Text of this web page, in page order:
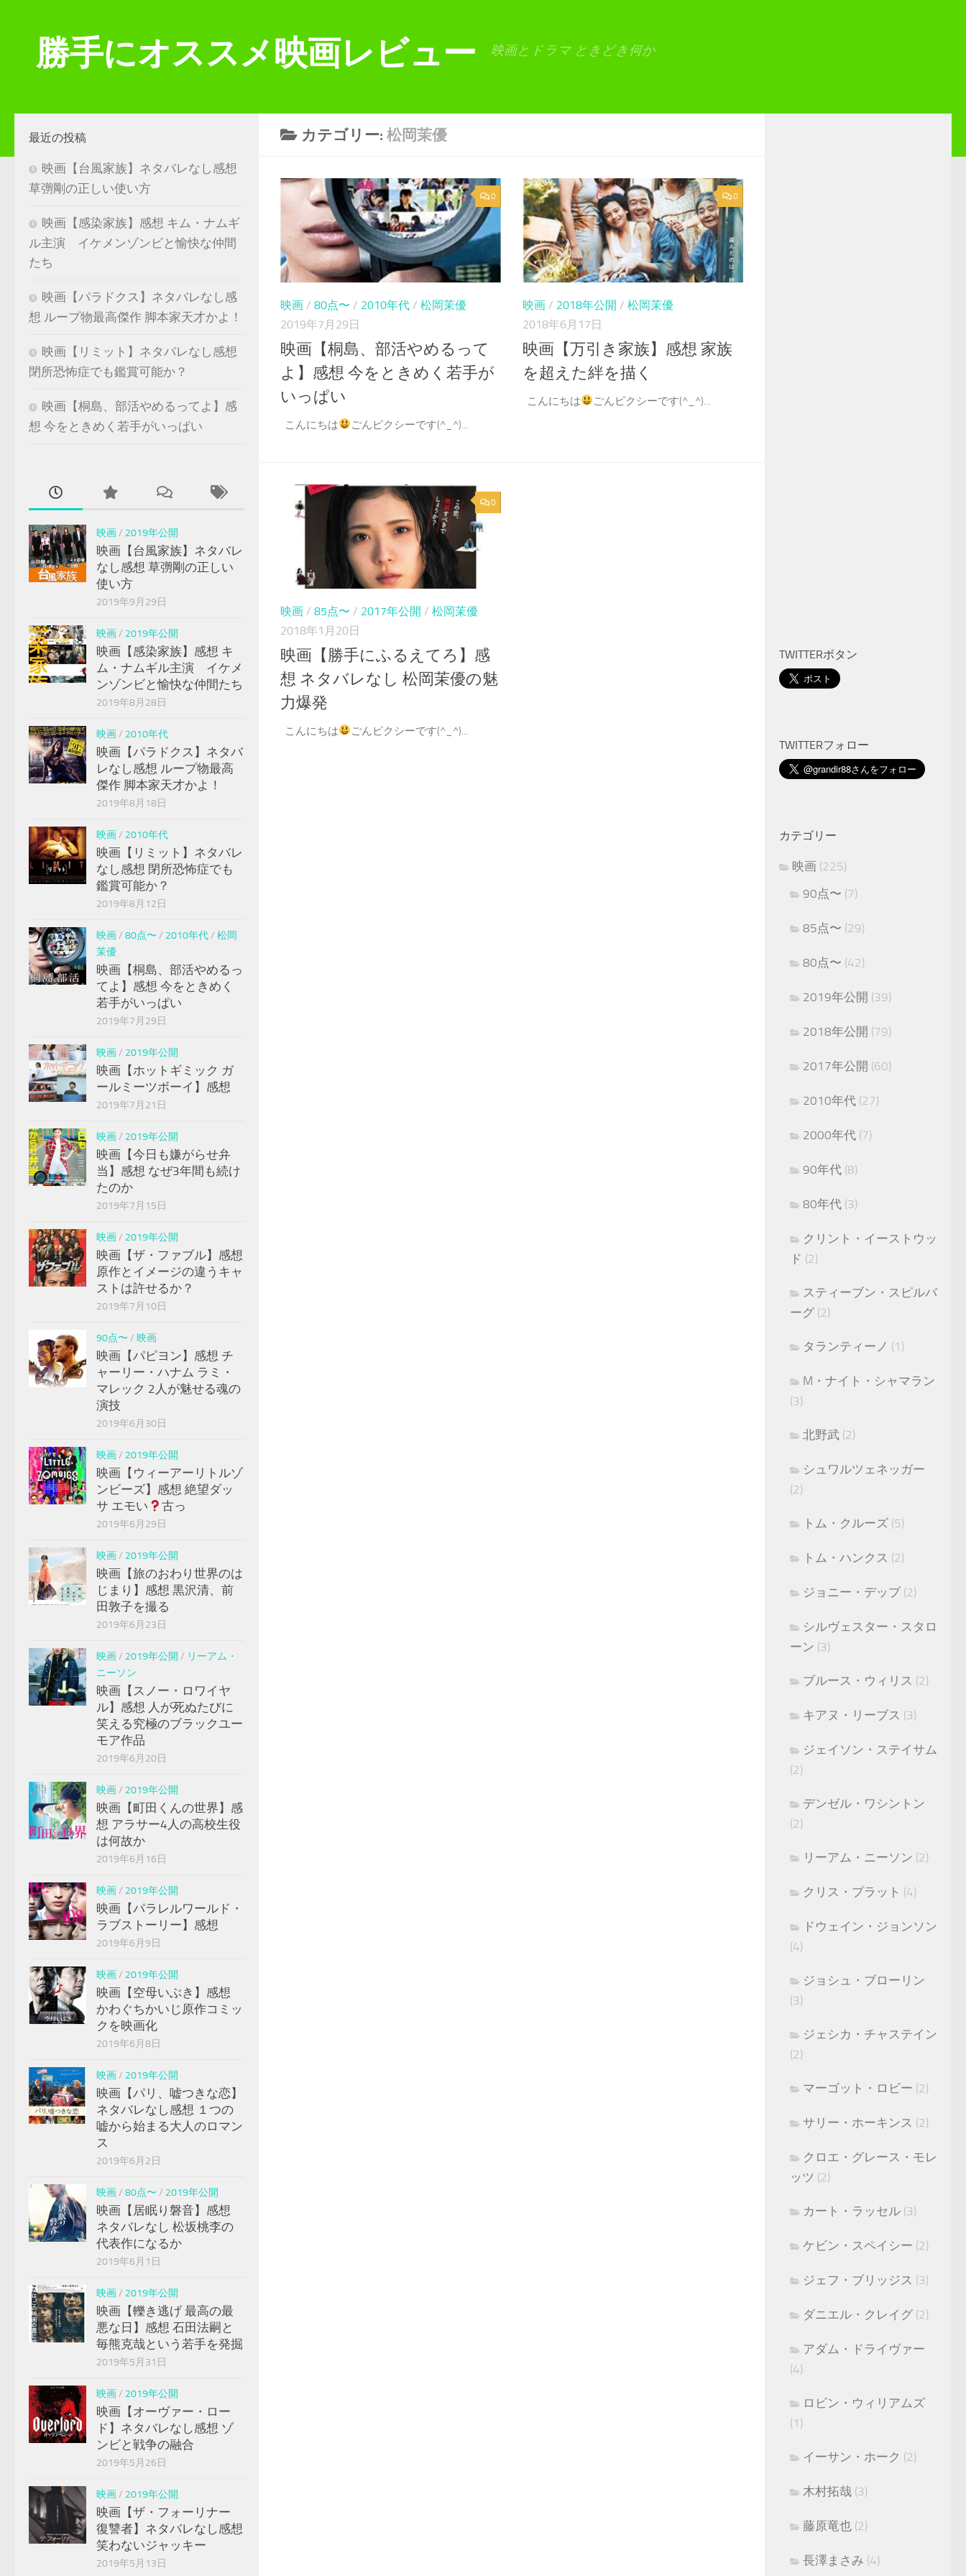
勝手にオススメ映画レビュー 映画とドラマ ときどき何か
カテゴリー: 松岡茉優
0
映画 / 80点〜 / 2010年代 / 松岡茉優
2019年7月29日
映画【桐島、部活やめるって
よ】感想 今をときめく若手が
いっぱい
こんにちは ごんピクシーです(^_^)...
0
映画 / 2018年公開 / 松岡茉優
2018年6月17日
映画【万引き家族】感想 家族
を超えた絆を描く
こんにちは ごんピクシーです(^_^)...
0
映画 / 85点〜 / 2017年公開 / 松岡茉優
2018年1月20日
映画【勝手にふるえてろ】感
想 ネタバレなし 松岡茉優の魅
力爆発
こんにちは ごんピクシーです(^_^)...
最近の投稿
映画【台風家族】ネタバレなし感想
草彅剛の正しい使い方
映画【感染家族】感想 キム・ナムギ
ル主演 イケメンゾンビと愉快な仲間
たち
映画【パラドクス】ネタバレなし感
想 ループ物最高傑作 脚本家天才かよ！
映画【リミット】ネタバレなし感想
閉所恐怖症でも鑑賞可能か？
映画【桐島、部活やめるってよ】感
想 今をときめく若手がいっぱい
映画/ 2019年公開
映画【台風家族】ネタバレ
なし感想 草彅剛の正しい
使い方
2019年9月29日
映画/ 2019年公開
映画【感染家族】感想 キ
ム・ナムギル主演 イケメ
ンゾンビと愉快な仲間たち
2019年8月28日
映画/ 2010年代
映画【パラドクス】ネタバ
レなし感想 ループ物最高
傑作 脚本家天才かよ！
2019年8月18日
映画/ 2010年代
映画【リミット】ネタバレ
なし感想 閉所恐怖症でも
鑑賞可能か？
2019年8月12日
映画/ 80点〜 / 2010年代/ 松岡
茉優
映画【桐島、部活やめるっ
てよ】感想 今をときめく
若手がいっぱい
2019年7月29日
映画/ 2019年公開
映画【ホットギミック ガ
ールミーツボーイ】感想
2019年7月21日
映画/ 2019年公開
映画【今日も嫌がらせ弁
当】感想 なぜ3年間も続け
たのか
2019年7月15日
映画/ 2019年公開
映画【ザ・ファブル】感想
原作とイメージの違うキャ
ストは許せるか？
2019年7月10日
90点〜 / 映画
映画【パピヨン】感想 チ
ャーリー・ハナム ラミ・
マレック 2人が魅せる魂の
演技
2019年6月30日
映画/ 2019年公開
映画【ウィーアーリトルゾ
ンビーズ】感想 絶望ダッ
サ エモい
古っ
2019年6月29日
映画/ 2019年公開
映画【旅のおわり世界のは
じまり】感想 黒沢清、前
田敦子を撮る
2019年6月23日
映画/ 2019年公開 / リーアム・
ニーソン
映画【スノー・ロワイヤ
ル】感想 人が死ぬたびに
笑える究極のブラックユー
モア作品
2019年6月20日
映画/ 2019年公開
映画【町田くんの世界】感
想 アラサー4人の高校生役
は何故か
2019年6月16日
映画/ 2019年公開
映画【パラレルワールド・
ラブストーリー】感想
2019年6月9日
映画/ 2019年公開
映画【空母いぶき】感想
かわぐちかいじ原作コミッ
クを映画化
2019年6月8日
映画/ 2019年公開
映画【パリ、嘘つきな恋】
ネタバレなし感想 １つの
嘘から始まる大人のロマン
ス
2019年6月2日
映画/ 80点〜 / 2019年公開
映画【居眠り磐音】感想
ネタバレなし 松坂桃李の
代表作になるか
2019年6月1日
映画/ 2019年公開
映画【轢き逃げ 最高の最
悪な日】感想 石田法嗣と
毎熊克哉という若手を発掘
2019年5月31日
映画/ 2019年公開
映画【オーヴァー・ロー
ド】ネタバレなし感想 ゾ
ンビと戦争の融合
2019年5月26日
映画/ 2019年公開
映画【ザ・フォーリナー
復讐者】ネタバレなし感想
笑わないジャッキー
2019年5月13日
TWITTERボタン
TWITTERフォロー
カテゴリー
映画 (225)
90点〜 (7)
85点〜 (29)
80点〜 (42)
2019年公開 (39)
2018年公開 (79)
2017年公開 (60)
2010年代 (27)
2000年代 (7)
90年代 (8)
80年代 (3)
クリント・イーストウッ
ド (2)
スティーブン・スピルバ
ーグ (2)
タランティーノ (1)
M・ナイト・シャマラン
(3)
北野武 (2)
シュワルツェネッガー
(2)
トム・クルーズ (5)
トム・ハンクス (2)
ジョニー・デップ(2)
シルヴェスター・スタロ
ーン (3)
ブルース・ウィリス (2)
キアヌ・リーブス (3)
ジェイソン・ステイサム
(2)
デンゼル・ワシントン
(2)
リーアム・ニーソン (2)
クリス・プラット (4)
ドウェイン・ジョンソン
(4)
ジョシュ・ブローリン
(3)
ジェシカ・チャステイン
(2)
マーゴット・ロビー (2)
サリー・ホーキンス (2)
クロエ・グレース・モレ
ッツ (2)
カート・ラッセル (3)
ケビン・スペイシー (2)
ジェフ・ブリッジス (3)
ダニエル・クレイグ (2)
アダム・ドライヴァー
(4)
ロビン・ウィリアムズ
(1)
イーサン・ホーク (2)
木村拓哉 (3)
藤原竜也 (2)
長澤まさみ (4)